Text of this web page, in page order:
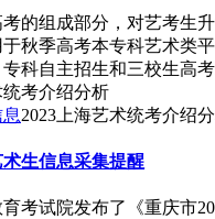
的组成部分，对艺考生
秋季高考本专科艺术类
科自主招生和三校生高考
2023上海艺术统考介绍
生信息采集提醒
育考试院发布了《重庆市